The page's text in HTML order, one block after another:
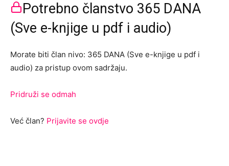
Potrebno članstvo 365 DANA
(Sve e-knjige u pdf i audio)
Morate biti član nivo: 365 DANA (Sve e-knjige u pdf i
audio) za pristup ovom sadržaju.
Pridruži se odmah
Već član? Prijavite se ovdje